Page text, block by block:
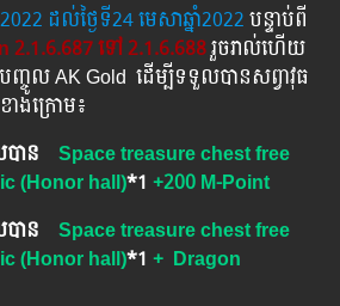
2022 ដល់​ថ្ងៃ​ទី24​ មេសាឆ្នាំ2022បន្ទាប់​​ពី​​
2.1.6.687 ទៅ​ 2.1.6.688រួច​​រាល់​​ហើយ​​
ញ្ចូល​ AK Gold ​​ ​ដើម្បី​​ទទួល​​បាន​សព្វាវុធ​
ង​ក្រោម៖​
ាន Space treasure chest free
(Honor hall)*1 +200 M-Point
ាន Space treasure chest free
(Honor hall)*1 + Dragon